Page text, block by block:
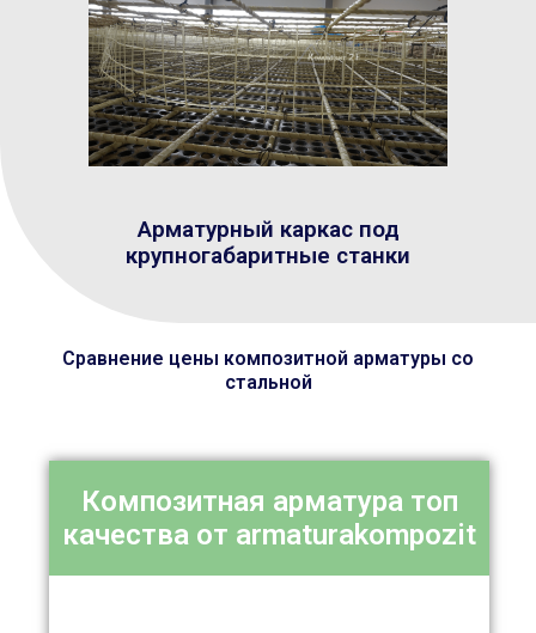
Арматурный каркас под
крупногабаритные станки
Сравнение цены композитной арматуры со
стальной
Композитная арматура топ
качества от armaturakompozit